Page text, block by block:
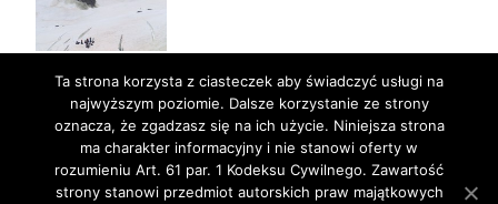
Ta strona korzysta z ciasteczek aby świadczyć usługi na
najwyższym poziomie. Dalsze korzystanie ze strony
oznacza, że zgadzasz się na ich użycie. Niniejsza strona
ma charakter informacyjny i nie stanowi oferty w
rozumieniu Art. 61 par. 1 Kodeksu Cywilnego. Zawartość
strony stanowi przedmiot autorskich praw majątkowych